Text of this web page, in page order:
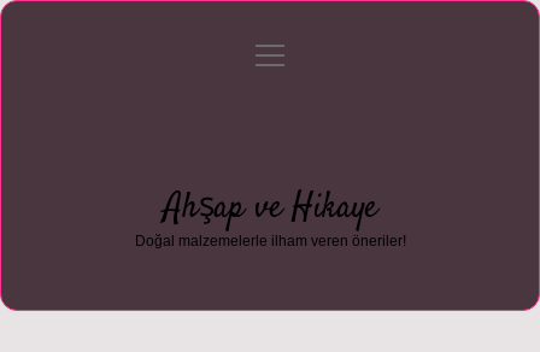
Gizlilik Politikası
menüyü
Ahşap ve Hikaye
Doğal malzemelerle ilham veren öneriler!